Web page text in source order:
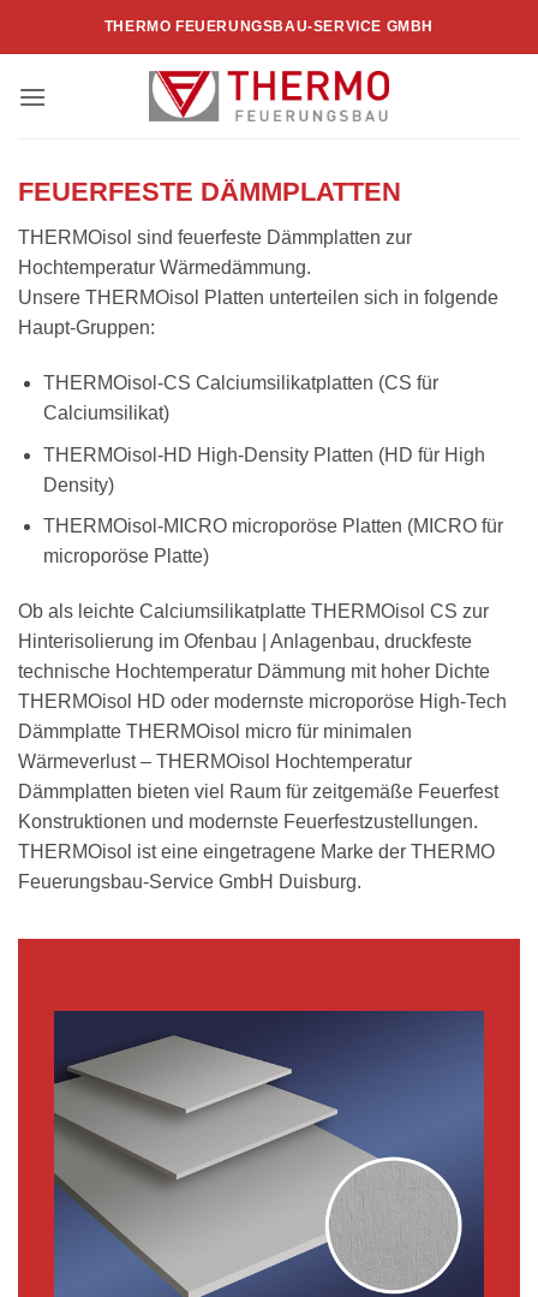
THERMO FEUERUNGSBAU-SERVICE GMBH
FEUERFESTE DÄMMPLATTEN
THERMOisol sind feuerfeste Dämmplatten zur
Hochtemperatur Wärmedämmung.
Unsere THERMOisol Platten unterteilen sich in folgende
Haupt-Gruppen:
THERMOisol-CS Calciumsilikatplatten (CS für
Calciumsilikat)
THERMOisol-HD High-Density Platten (HD für High
Density)
THERMOisol-MICRO microporöse Platten (MICRO für
microporöse Platte)
Ob als leichte Calciumsilikatplatte THERMOisol CS zur
Hinterisolierung im Ofenbau | Anlagenbau, druckfeste
technische Hochtemperatur Dämmung mit hoher Dichte
THERMOisol HD oder modernste microporöse High-Tech
Dämmplatte THERMOisol micro für minimalen
Wärmeverlust – THERMOisol Hochtemperatur
Dämmplatten bieten viel Raum für zeitgemäße Feuerfest
Konstruktionen und modernste Feuerfestzustellungen.
THERMOisol ist eine eingetragene Marke der THERMO
Feuerungsbau-Service GmbH Duisburg.